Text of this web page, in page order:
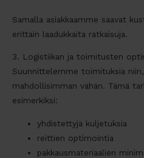
Samalla asiakkaamme saavat
erittäin laadukkaita ratkaisuja.
3. Logistiikan ja toimitusten
Suunnittelemme toimituksia
mahdollisimman vähän. Tämä
esimerkiksi:
yhdistettyjä kuljetuksia
reittien optimointia
pakkausmateriaalien